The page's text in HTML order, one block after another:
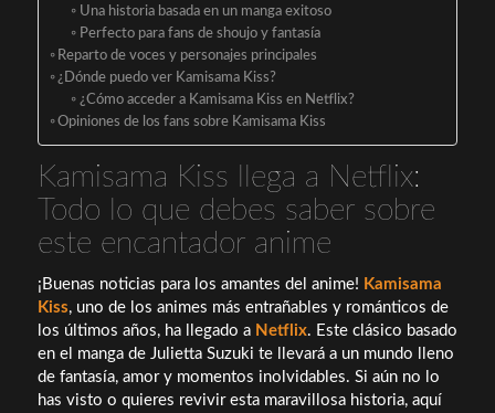
Una historia basada en un manga exitoso
Perfecto para fans de shoujo y fantasía
Reparto de voces y personajes principales
¿Dónde puedo ver Kamisama Kiss?
¿Cómo acceder a Kamisama Kiss en Netflix?
Opiniones de los fans sobre Kamisama Kiss
Kamisama Kiss llega a Netflix:
Todo lo que debes saber sobre
este encantador anime
¡Buenas noticias para los amantes del anime! Kamisama
Kiss, uno de los animes más entrañables y románticos de
los últimos años, ha llegado a Netflix. Este clásico basado
en el manga de Julietta Suzuki te llevará a un mundo lleno
de fantasía, amor y momentos inolvidables. Si aún no lo
has visto o quieres revivir esta maravillosa historia, aquí